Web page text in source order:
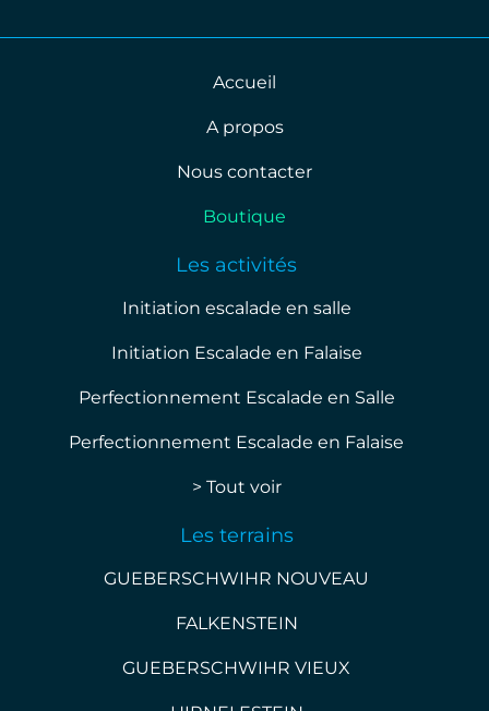
Accueil
A propos
Nous contacter
Boutique
Les activités
Initiation escalade en salle
Initiation Escalade en Falaise
Perfectionnement Escalade en Salle
Perfectionnement Escalade en Falaise
> Tout voir
Les terrains
GUEBERSCHWIHR NOUVEAU
FALKENSTEIN
GUEBERSCHWIHR VIEUX